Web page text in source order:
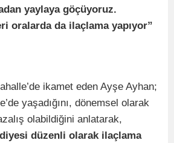
yaylaya göçüyoruz.
oralarda da ilaçlama yapıyor”
ikamet eden Ayşe Ayhan;
yaşadığını, dönemsel olarak
olabildiğini anlatarak,
düzenli olarak ilaçlama